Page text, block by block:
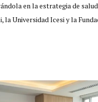
en la estrategia de
la Universidad Icesi y la